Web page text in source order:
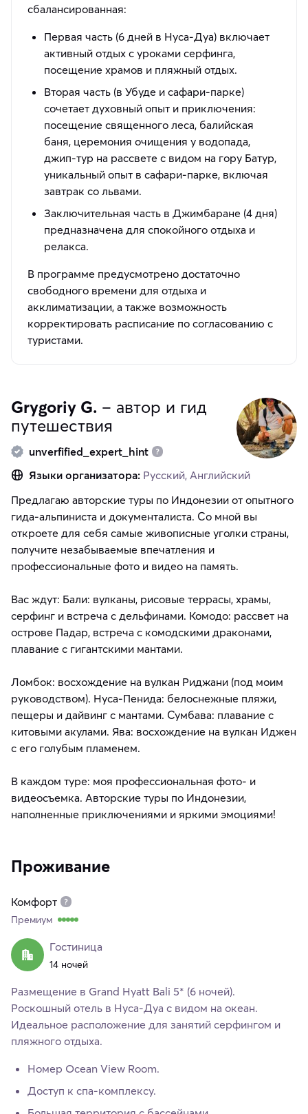
сбалансированная:
Первая часть (6 дней в Нуса-Дуа) включает
активный отдых с уроками серфинга⁠⁠,
посещение храмов⁠⁠ и пляжный отдых.
Вторая часть (в Убуде и сафари-парке)
сочетает духовный опыт и приключения:
посещение священного леса⁠⁠​, балийская
баня⁠⁠​, церемония очищения у водопада⁠⁠​,
джип-тур на рассвете с видом на гору Батур⁠⁠​,
уникальный опыт в сафари-парке, включая
завтрак со львами⁠⁠.
Заключительная часть в Джимбаране (4 дня)
предназначена для спокойного отдыха и
релакса⁠⁠​.
В программе предусмотрено достаточно
свободного времени для отдыха и
акклиматизации⁠⁠, а также возможность
корректировать расписание по согласованию с
туристами.
Grygoriy G. – автор и гид
путешествия
unverfified_expert_hint
Языки организатора: Русский, Английский
Предлагаю авторские туры по Индонезии от опытного
гида-альпиниста и документалиста. Со мной вы
откроете для себя самые живописные уголки страны,
получите незабываемые впечатления и
профессиональные фото и видео на память.
Вас ждут: Бали: вулканы, рисовые террасы, храмы,
серфинг и встреча с дельфинами. Комодо: рассвет на
острове Падар, встреча с комодскими драконами,
плавание с гигантскими мантами.
Ломбок: восхождение на вулкан Риджани (под моим
руководством). Нуса-Пенида: белоснежные пляжи,
пещеры и дайвинг с мантами. Сумбава: плавание с
китовыми акулами. Ява: восхождение на вулкан Иджен
с его голубым пламенем.
В каждом туре: моя профессиональная фото- и
видеосъемка. Авторские туры по Индонезии,
наполненные приключениями и яркими эмоциями!
Проживание
Комфорт
Премиум
Гостиница
14 ночей
Размещение в Grand Hyatt Bali 5* (6 ночей).
Роскошный отель в Нуса-Дуа с видом на океан.
Идеальное расположение для занятий серфингом и
пляжного отдыха.
Номер Ocean View Room.
Доступ к спа-комплексу.